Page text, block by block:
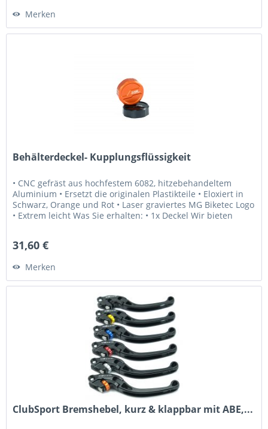
Merken
Behälterdeckel- Kupplungsflüssigkeit
• CNC gefräst aus hochfestem 6082, hitzebehandeltem
Aluminium • Ersetzt die originalen Plastikteile • Eloxiert in
Schwarz, Orange und Rot • Laser graviertes MG Biketec Logo
• Extrem leicht Was Sie erhalten: • 1x Deckel Wir bieten
31,60 €
Merken
ClubSport Bremshebel, kurz & klappbar mit ABE,...